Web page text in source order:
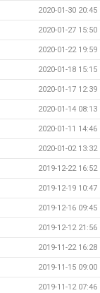
2020-01-30 20:45
2020-01-27 15:50
2020-01-22 19:59
2020-01-18 15:15
2020-01-17 12:39
2020-01-14 08:13
2020-01-11 14:46
2020-01-02 13:32
2019-12-22 16:52
2019-12-19 10:47
2019-12-16 09:45
2019-12-12 21:56
2019-11-22 16:28
2019-11-15 09:00
2019-11-12 07:46